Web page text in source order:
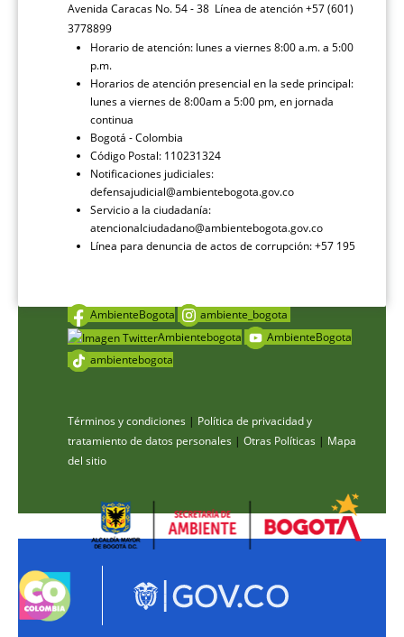
Avenida Caracas No. 54 - 38 Línea de atención +57 (601)
3778899
Horario de atención: lunes a viernes 8:00 a.m. a 5:00
p.m.
Horarios de atención presencial en la sede principal:
lunes a viernes de 8:00am a 5:00 pm, en jornada
continua
Bogotá - Colombia
Código Postal: 110231324
Notificaciones judiciales:
defensajudicial@ambientebogota.gov.co
Servicio a la ciudadanía:
atencionalciudadano@ambientebogota.gov.co
Línea para denuncia de actos de corrupción: +57 195
AmbienteBogota
ambiente_bogota
Ambientebogota
AmbienteBogota
ambientebogota
Términos y condiciones | Política de privacidad y
tratamiento de datos personales | Otras Políticas | Mapa
del sitio